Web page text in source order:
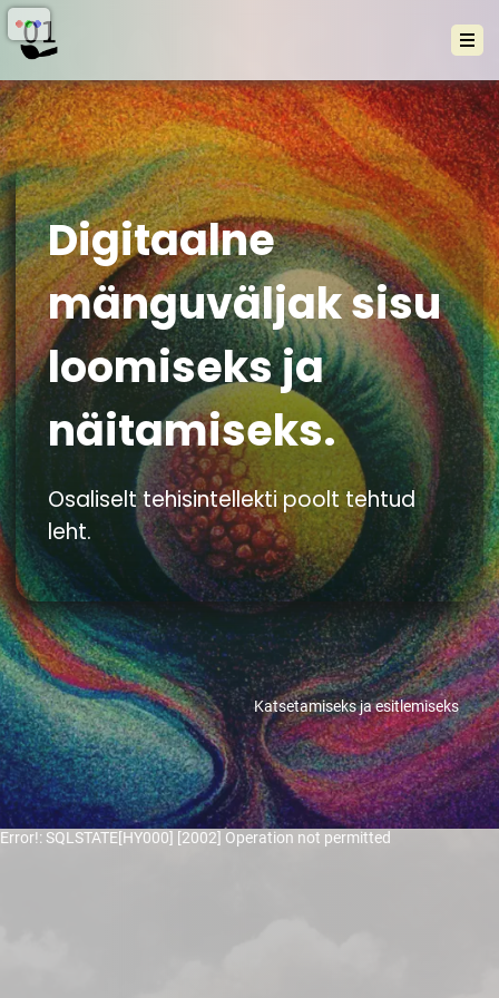
Digitaalne
mänguväljak sisu
loomiseks ja
näitamiseks.
Osaliselt tehisintellekti poolt tehtud
leht.
Katsetamiseks ja esitlemiseks
Error!: SQLSTATE[HY000] [2002] Operation not permitted